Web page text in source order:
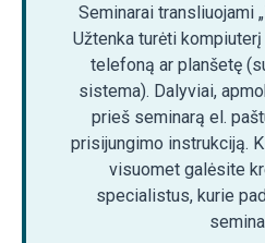
Seminarai transliuojami
Užtenka turėti
telefoną ar planšetę
sistema). Dalyviai,
prieš seminarą el.
prisijungimo instrukciją.
visuomet galėsite
specialistus, kurie